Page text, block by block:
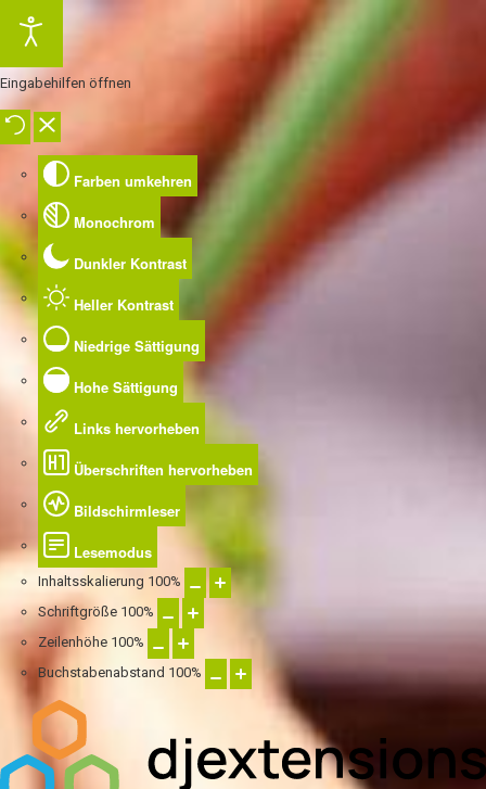
Eingabehilfen öffnen
Farben umkehren
Monochrom
Dunkler Kontrast
Heller Kontrast
Niedrige Sättigung
Hohe Sättigung
Links hervorheben
Überschriften hervorheben
Bildschirmleser
Lesemodus
Inhaltsskalierung 100%
Schriftgröße 100%
Zeilenhöhe 100%
Buchstabenabstand 100%